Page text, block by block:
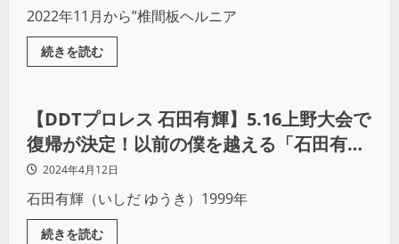
2022年11月から”椎間板ヘルニア
続きを読む
プロレス
【DDTプロレス 石田有輝】5.16上野大会で
復帰が決定！以前の僕を越える「石田有
輝」になります！
2024年4月12日
石田有輝（いしだ ゆうき）1999年
続きを読む